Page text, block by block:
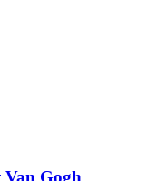
Van Gogh